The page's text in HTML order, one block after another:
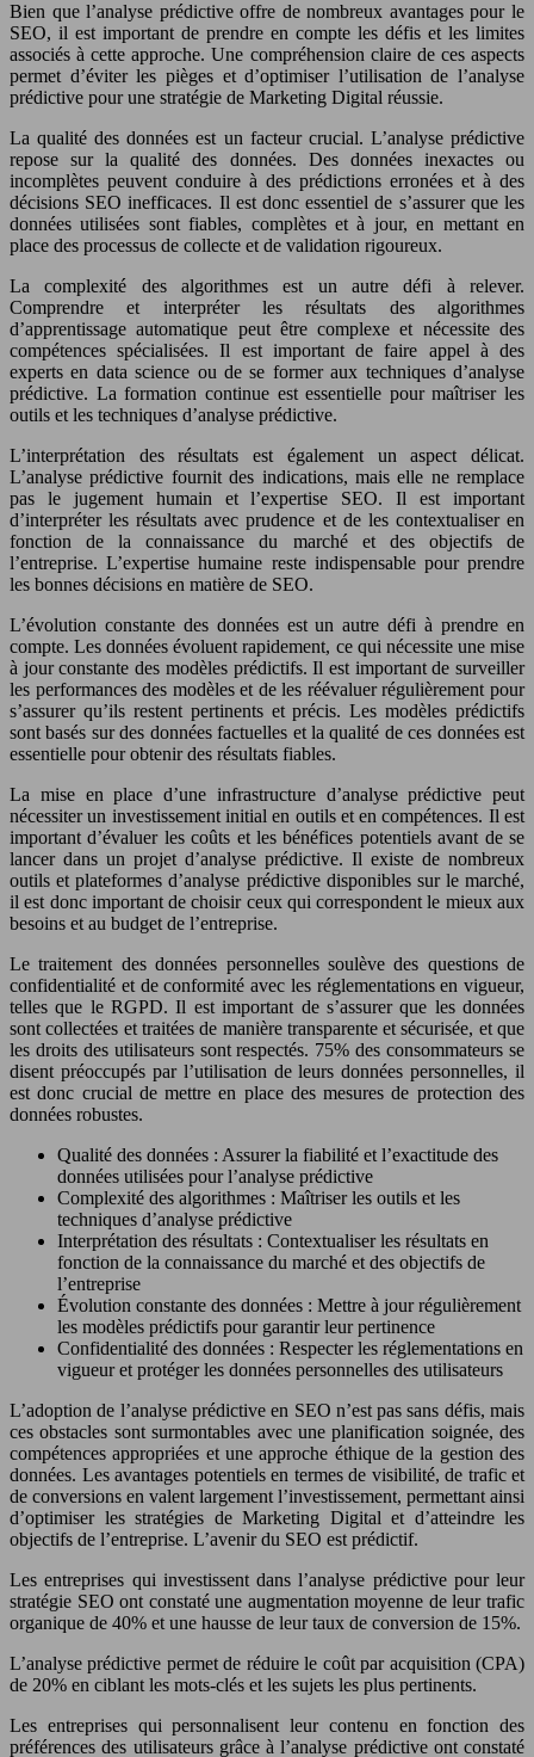
Bien que l’analyse prédictive offre de nombreux avantages pour le
SEO, il est important de prendre en compte les défis et les limites
associés à cette approche. Une compréhension claire de ces aspects
permet d’éviter les pièges et d’optimiser l’utilisation de l’analyse
prédictive pour une stratégie de Marketing Digital réussie.
La qualité des données est un facteur crucial. L’analyse prédictive
repose sur la qualité des données. Des données inexactes ou
incomplètes peuvent conduire à des prédictions erronées et à des
décisions SEO inefficaces. Il est donc essentiel de s’assurer que les
données utilisées sont fiables, complètes et à jour, en mettant en
place des processus de collecte et de validation rigoureux.
La complexité des algorithmes est un autre défi à relever.
Comprendre et interpréter les résultats des algorithmes
d’apprentissage automatique peut être complexe et nécessite des
compétences spécialisées. Il est important de faire appel à des
experts en data science ou de se former aux techniques d’analyse
prédictive. La formation continue est essentielle pour maîtriser les
outils et les techniques d’analyse prédictive.
L’interprétation des résultats est également un aspect délicat.
L’analyse prédictive fournit des indications, mais elle ne remplace
pas le jugement humain et l’expertise SEO. Il est important
d’interpréter les résultats avec prudence et de les contextualiser en
fonction de la connaissance du marché et des objectifs de
l’entreprise. L’expertise humaine reste indispensable pour prendre
les bonnes décisions en matière de SEO.
L’évolution constante des données est un autre défi à prendre en
compte. Les données évoluent rapidement, ce qui nécessite une mise
à jour constante des modèles prédictifs. Il est important de surveiller
les performances des modèles et de les réévaluer régulièrement pour
s’assurer qu’ils restent pertinents et précis. Les modèles prédictifs
sont basés sur des données factuelles et la qualité de ces données est
essentielle pour obtenir des résultats fiables.
La mise en place d’une infrastructure d’analyse prédictive peut
nécessiter un investissement initial en outils et en compétences. Il est
important d’évaluer les coûts et les bénéfices potentiels avant de se
lancer dans un projet d’analyse prédictive. Il existe de nombreux
outils et plateformes d’analyse prédictive disponibles sur le marché,
il est donc important de choisir ceux qui correspondent le mieux aux
besoins et au budget de l’entreprise.
Le traitement des données personnelles soulève des questions de
confidentialité et de conformité avec les réglementations en vigueur,
telles que le RGPD. Il est important de s’assurer que les données
sont collectées et traitées de manière transparente et sécurisée, et que
les droits des utilisateurs sont respectés. 75% des consommateurs se
disent préoccupés par l’utilisation de leurs données personnelles, il
est donc crucial de mettre en place des mesures de protection des
données robustes.
Qualité des données : Assurer la fiabilité et l’exactitude des
données utilisées pour l’analyse prédictive
Complexité des algorithmes : Maîtriser les outils et les
techniques d’analyse prédictive
Interprétation des résultats : Contextualiser les résultats en
fonction de la connaissance du marché et des objectifs de
l’entreprise
Évolution constante des données : Mettre à jour régulièrement
les modèles prédictifs pour garantir leur pertinence
Confidentialité des données : Respecter les réglementations en
vigueur et protéger les données personnelles des utilisateurs
L’adoption de l’analyse prédictive en SEO n’est pas sans défis, mais
ces obstacles sont surmontables avec une planification soignée, des
compétences appropriées et une approche éthique de la gestion des
données. Les avantages potentiels en termes de visibilité, de trafic et
de conversions en valent largement l’investissement, permettant ainsi
d’optimiser les stratégies de Marketing Digital et d’atteindre les
objectifs de l’entreprise. L’avenir du SEO est prédictif.
Les entreprises qui investissent dans l’analyse prédictive pour leur
stratégie SEO ont constaté une augmentation moyenne de leur trafic
organique de 40% et une hausse de leur taux de conversion de 15%.
L’analyse prédictive permet de réduire le coût par acquisition (CPA)
de 20% en ciblant les mots-clés et les sujets les plus pertinents.
Les entreprises qui personnalisent leur contenu en fonction des
préférences des utilisateurs grâce à l’analyse prédictive ont constaté